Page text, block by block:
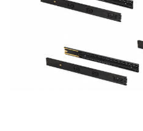
Curatenie si intretinere
Hobby-uri creative
Iluminat & Electrice